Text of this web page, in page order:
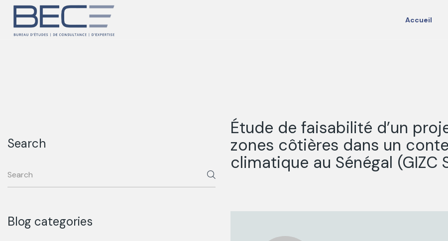
Accueil
Étude de faisabilité d’un
zones côtières dans un
climatique au Sénégal (GIZC
Search
Blog categories